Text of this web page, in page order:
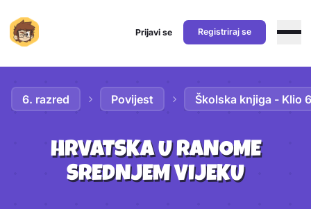
Prijavi se Registriraj se
6. razred Povijest Školska knjiga - Klio 6
HRVATSKA U RANOME
SREDNJEM VIJEKU